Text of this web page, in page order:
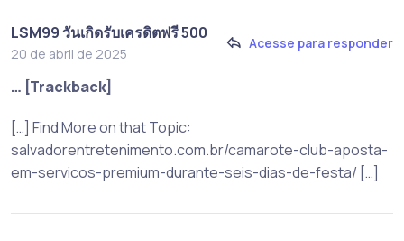
LSM99 วันเกิดรับเครดิตฟรี 500
20 de abril de 2025
Acesse para responder
… [Trackback]
[…] Find More on that Topic:
salvadorentretenimento.com.br/camarote-club-aposta-
em-servicos-premium-durante-seis-dias-de-festa/ […]